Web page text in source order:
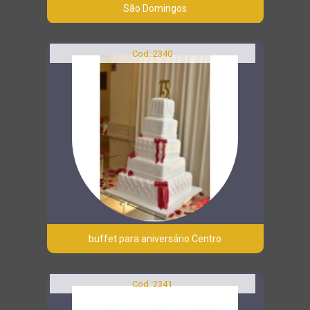
São Domingos
Cod.:2340
buffet para aniversário Centro
Cod.:2341